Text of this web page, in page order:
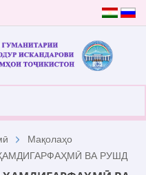
Мақолаҳо
ВА РУШД